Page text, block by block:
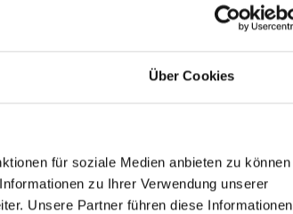
Über Cookies
für soziale Medien anbieten zu können
zu Ihrer Verwendung unserer
Unsere Partner führen diese Informationen
Österreich – Wald am Arlberg
Vorarlberg